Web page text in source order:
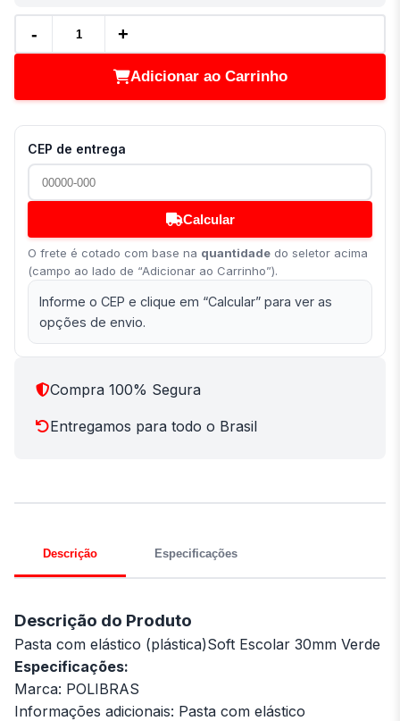
- +
Adicionar ao Carrinho
CEP de entrega
Calcular
O frete é cotado com base na quantidade do seletor acima
(campo ao lado de “Adicionar ao Carrinho”).
Informe o CEP e clique em “Calcular” para ver as
opções de envio.
Compra 100% Segura
Entregamos para todo o Brasil
Descrição Especificações
Descrição do Produto
Pasta com elástico (plástica)Soft Escolar 30mm Verde
Especificações:
Marca: POLIBRAS
Informações adicionais: Pasta com elástico